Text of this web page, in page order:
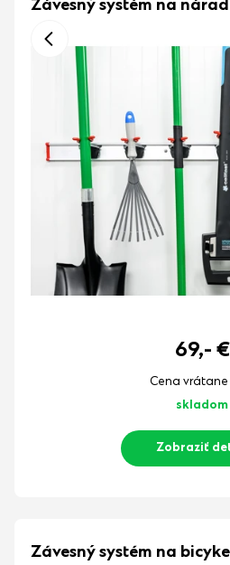
Závesný systém na
69,- €
Cena vrátane
skladom
Zobraziť
Závesný systém na